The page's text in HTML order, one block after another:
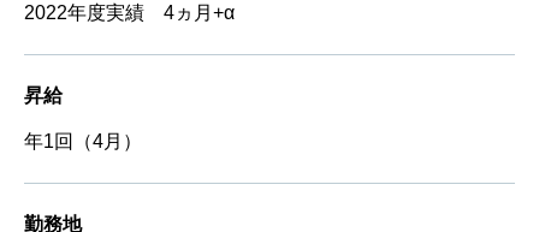
2022年度実績 4ヵ月+α
昇給
年1回（4月）
勤務地